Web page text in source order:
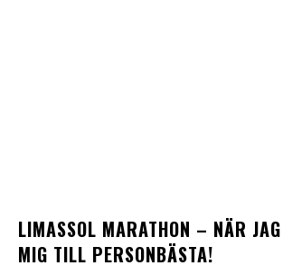
LIMASSOL MARATHON – NÄR
MIG TILL PERSONBÄSTA!